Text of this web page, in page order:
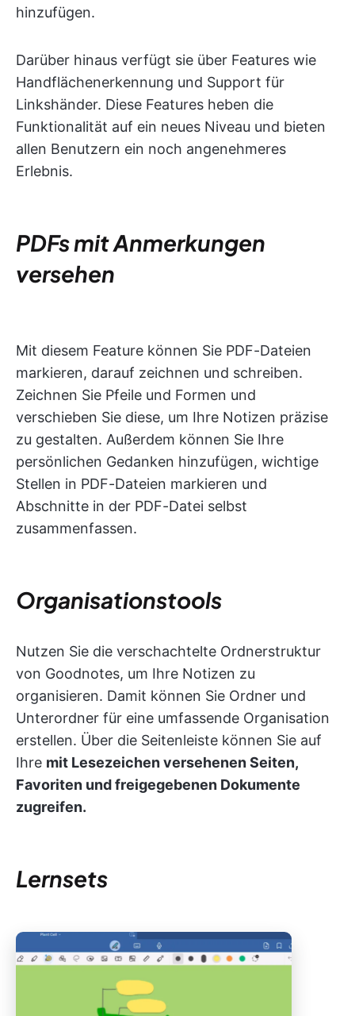
hinzufügen.
Darüber hinaus verfügt sie über Features wie
Handflächenerkennung und Support für
Linkshänder. Diese Features heben die
Funktionalität auf ein neues Niveau und bieten
allen Benutzern ein noch angenehmeres
Erlebnis.
PDFs mit Anmerkungen
versehen
Mit diesem Feature können Sie PDF-Dateien
markieren, darauf zeichnen und schreiben.
Zeichnen Sie Pfeile und Formen und
verschieben Sie diese, um Ihre Notizen präzise
zu gestalten. Außerdem können Sie Ihre
persönlichen Gedanken hinzufügen, wichtige
Stellen in PDF-Dateien markieren und
Abschnitte in der PDF-Datei selbst
zusammenfassen.
Organisationstools
Nutzen Sie die verschachtelte Ordnerstruktur
von Goodnotes, um Ihre Notizen zu
organisieren. Damit können Sie Ordner und
Unterordner für eine umfassende Organisation
erstellen. Über die Seitenleiste können Sie auf
Ihre mit Lesezeichen versehenen Seiten,
Favoriten und freigegebenen Dokumente
zugreifen.
Lernsets